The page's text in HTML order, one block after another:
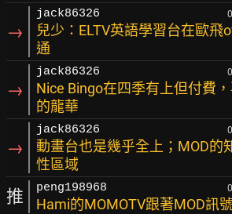
→
jack86326
兒少：ELTV英語學習台在歐飛
通
→
jack86326
Nice Bingo在四季有上但付費
的龍華
→
jack86326
動畫台也是幾乎全上；MOD的
性區域
推 peng198968
Hami的MOMOTV跟著MOD訊